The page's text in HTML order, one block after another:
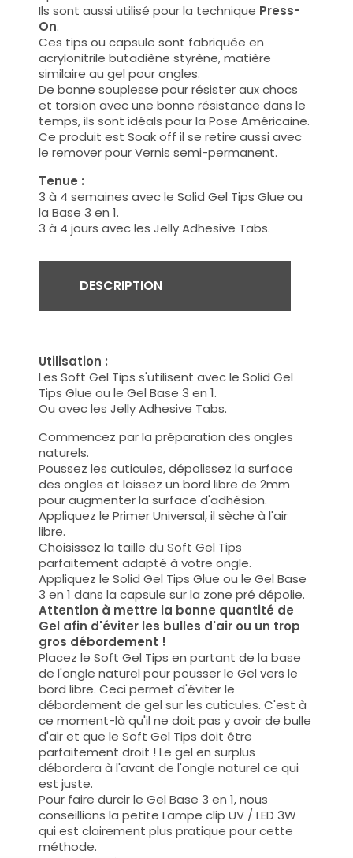
Ils sont aussi utilisé pour la technique Press-
On.
Ces tips ou capsule sont fabriquée en
acrylonitrile butadiène styrène, matière
similaire au gel pour ongles.
De bonne souplesse pour résister aux chocs
et torsion avec une bonne résistance dans le
temps, ils sont idéals pour la Pose Américaine.
Ce produit est Soak off il se retire aussi avec
le remover pour Vernis semi-permanent.
Tenue :
3 à 4 semaines avec le Solid Gel Tips Glue ou
la Base 3 en 1.
3 à 4 jours avec les Jelly Adhesive Tabs.
DESCRIPTION
Utilisation :
Les Soft Gel Tips s'utilisent avec le Solid Gel
Tips Glue ou le Gel Base 3 en 1.
Ou avec les Jelly Adhesive Tabs.
Commencez par la préparation des ongles
naturels.
Poussez les cuticules, dépolissez la surface
des ongles et laissez un bord libre de 2mm
pour augmenter la surface d'adhésion.
Appliquez le Primer Universal, il sèche à l'air
libre.
Choisissez la taille du Soft Gel Tips
parfaitement adapté à votre ongle.
Appliquez le Solid Gel Tips Glue ou le Gel Base
3 en 1 dans la capsule sur la zone pré dépolie.
Attention à mettre la bonne quantité de
Gel afin d'éviter les bulles d'air ou un trop
gros débordement !
Placez le Soft Gel Tips en partant de la base
de l'ongle naturel pour pousser le Gel vers le
bord libre. Ceci permet d'éviter le
débordement de gel sur les cuticules. C'est à
ce moment-là qu'il ne doit pas y avoir de bulle
d'air et que le Soft Gel Tips doit être
parfaitement droit ! Le gel en surplus
débordera à l'avant de l'ongle naturel ce qui
est juste.
Pour faire durcir le Gel Base 3 en 1, nous
conseillions la petite Lampe clip UV / LED 3W
qui est clairement plus pratique pour cette
méthode.